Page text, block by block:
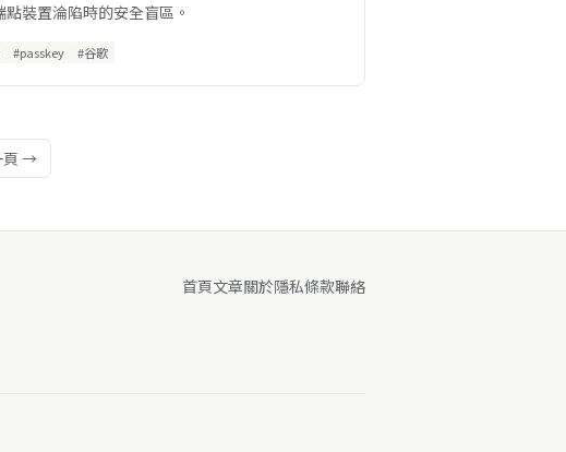
裝置淪陷時的安全盲區。
#passkey #谷歌
頁 →
首頁文章關於隱私條款聯絡